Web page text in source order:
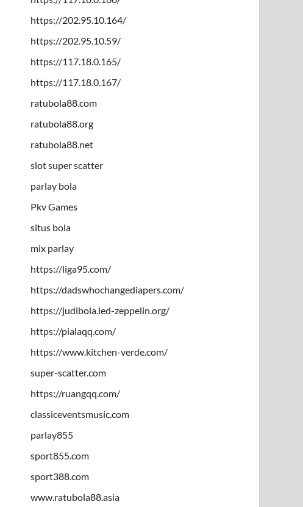
https://202.95.10.164/
https://202.95.10.59/
https://117.18.0.165/
https://117.18.0.167/
ratubola88.com
ratubola88.org
ratubola88.net
slot super scatter
parlay bola
Pkv Games
situs bola
mix parlay
https://liga95.com/
https://dadswhochangediapers.com/
https://judibola.led-zeppelin.org/
https://pialaqq.com/
https://www.kitchen-verde.com/
super-scatter.com
https://ruangqq.com/
classiceventsmusic.com
parlay855
sport855.com
sport388.com
www.ratubola88.asia